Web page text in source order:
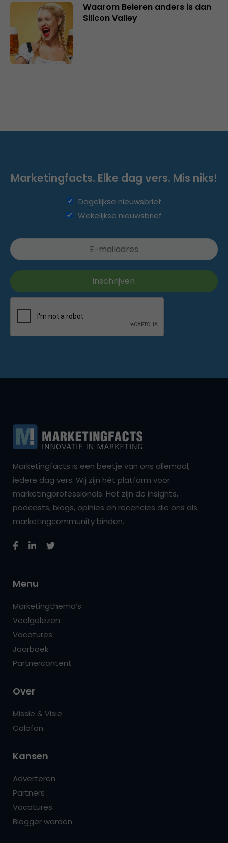
Waarom Beieren anders is dan
Silicon Valley
Marketingfacts. Elke dag vers. Mis niks!
Dagelijkse nieuwsbrief
Wekelijkse nieuwsbrief
Marketingfacts is een beetje van ons allemaal,
iedere dag vers. Wij zijn hét platform voor
marketingprofessionals. Het zijn de insights,
podcasts, blogs, opinies en recencies die ons als
marketingcommunity binden.
Menu
Marketingthema’s
Veelgelezen
Vacatures
Jaarboek
Partnercontent
Over
Missie & Visie
Colofon
Kansen
Adverteren
Partners
Vacatures
Blogger worden